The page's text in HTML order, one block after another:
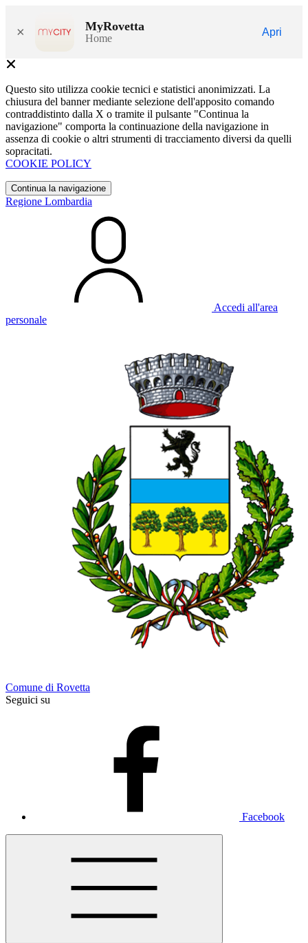
× MyRovetta
Home
Apri
Questo sito utilizza cookie tecnici e statistici anonimizzati. La
chiusura del banner mediante selezione dell'apposito comando
contraddistinto dalla X o tramite il pulsante "Continua la
navigazione" comporta la continuazione della navigazione in
assenza di cookie o altri strumenti di tracciamento diversi da quelli
sopracitati.
COOKIE POLICY
Continua la navigazione
Regione Lombardia
Accedi all'area
personale
Comune di Rovetta
Seguici su
Facebook